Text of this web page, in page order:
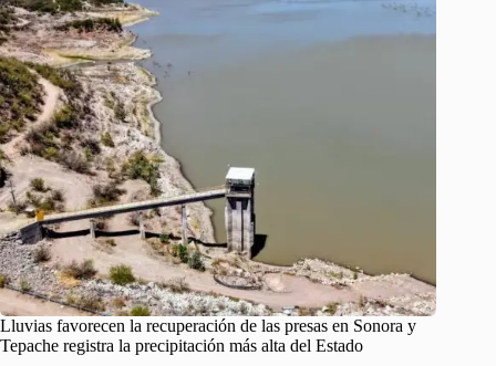
Lluvias favorecen la recuperación de las presas en Sonora y
Tepache registra la precipitación más alta del Estado